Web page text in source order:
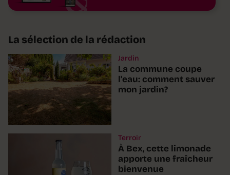
La sélection de la rédaction
Jardin
La commune coupe
l'eau: comment sauver
mon jardin?
Terroir
À Bex, cette limonade
apporte une fraîcheur
bienvenue